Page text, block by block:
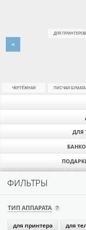
ДЛЯ
ЧЕРТЁЖНАЯ
ДЛЯ ПРИНТЕРОВ
ПИСЧАЯ БУМАГА
<
ФИЛЬТРЫ
ТИП АППАРАТА
для принтера для